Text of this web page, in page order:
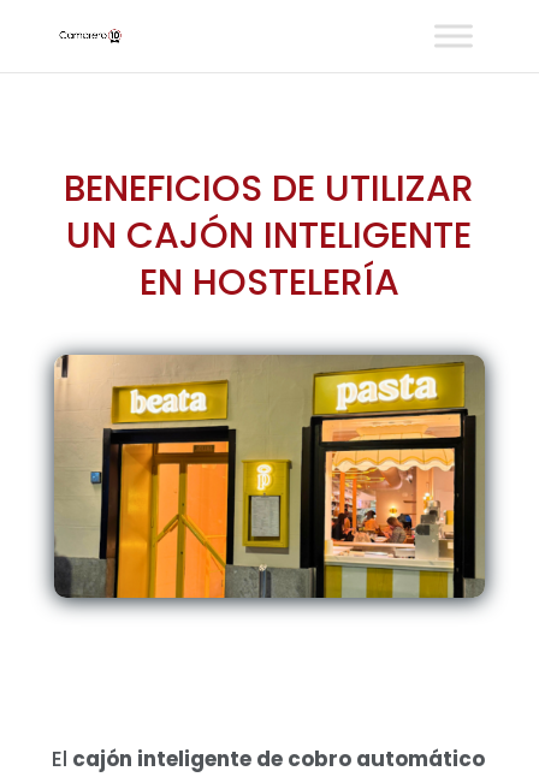
BENEFICIOS DE UTILIZAR
UN CAJÓN INTELIGENTE
EN HOSTELERÍA
El cajón inteligente de cobro automático